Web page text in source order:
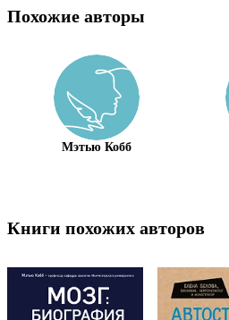
Похожие авторы
Мэтью Кобб
Книги похожих авторов